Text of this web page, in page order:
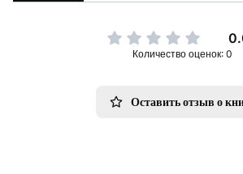
Количество оценок: 0
Оставить отзыв о